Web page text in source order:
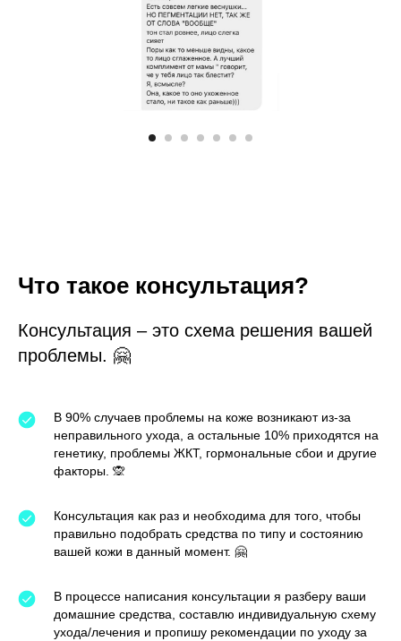
Что такое консультация?
Консультация – это схема решения вашей
проблемы. 🤗
В 90% случаев проблемы на коже возникают из-за
неправильного ухода, а остальные 10% приходятся на
генетику, проблемы ЖКТ, гормональные сбои и другие
факторы. 🙊
Консультация как раз и необходима для того, чтобы
правильно подобрать средства по типу и состоянию
вашей кожи в данный момент. 🤗
В процессе написания консультации я разберу ваши
домашние средства, составлю индивидуальную схему
ухода/лечения и пропишу рекомендации по уходу за